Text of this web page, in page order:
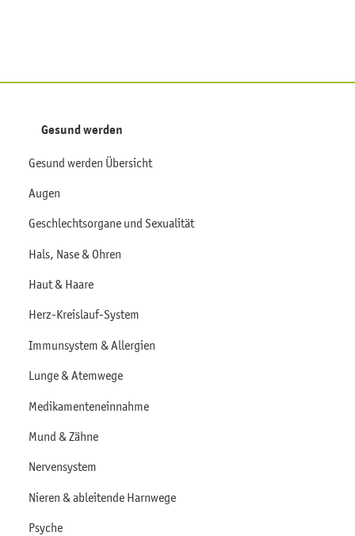
Gesund werden
Gesund werden Übersicht
Augen
Geschlechtsorgane und Sexualität
Hals, Nase & Ohren
Haut & Haare
Herz-Kreislauf-System
Immunsystem & Allergien
Lunge & Atemwege
Medikamenteneinnahme
Mund & Zähne
Nervensystem
Nieren & ableitende Harnwege
Psyche